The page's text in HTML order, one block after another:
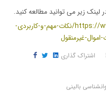
لینک زیر می توانید مطالعه کنید.
https://www.ravandad.com/article/58/نکات-مهم-و-کاربردی-
غیرمنقول
اشتراک گذاری
بالینی